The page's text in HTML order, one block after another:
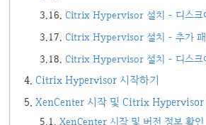
Citrix Hypervisor 설치 - 디스크
Citrix Hypervisor 설치 - 추가 패
Citrix Hypervisor 설치 - 디스크
Citrix Hypervisor 시작하기
XenCenter 시작 및 Citrix Hypervisor
XenCenter 시작 및 버전 정보 확인